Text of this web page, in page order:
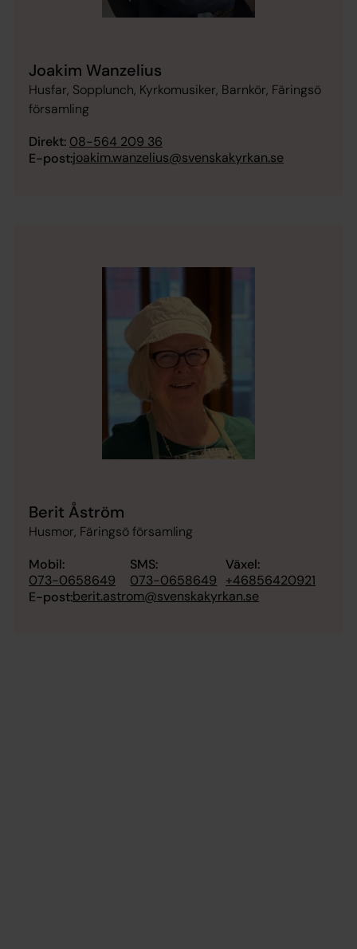
Joakim Wanzelius
Husfar, Sopplunch, Kyrkomusiker, Barnkör, Färingsö
församling
Direkt: 08-564 209 36
E-post:joakim.wanzelius@svenskakyrkan.se
Berit Åström
Husmor, Färingsö församling
Mobil:
073-0658649
SMS:
073-0658649
Växel:
+46856420921
E-post:berit.astrom@svenskakyrkan.se